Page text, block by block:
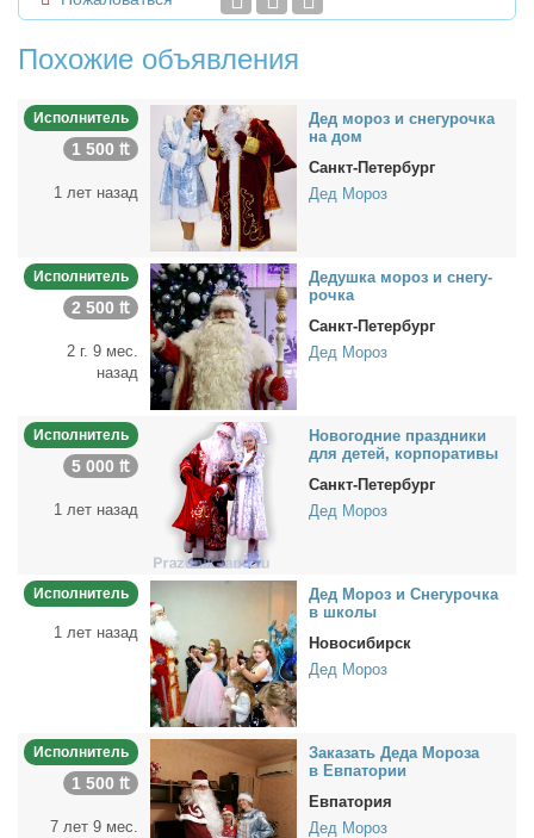
Похожие объявления
Исполнитель
1 500 ₶
1 лет назад
Дед мо­роз и сне­гу­роч­ка
на дом
Санкт-Петербург
Дед Мороз
Исполнитель
2 500 ₶
2 г. 9 мес.
назад
Де­душ­ка мо­роз и сне­гу­
роч­ка
Санкт-Петербург
Дед Мороз
Исполнитель
5 000 ₶
1 лет назад
Но­во­год­ние празд­ни­ки
для де­тей, кор­по­ра­ти­вы
Санкт-Петербург
Дед Мороз
Исполнитель
1 лет назад
Дед Мо­роз и Сне­гу­роч­ка
в шко­лы
Новосибирск
Дед Мороз
Исполнитель
1 500 ₶
7 лет 9 мес.
За­ка­зать Де­да Мо­ро­за
в Ев­па­то­рии
Евпатория
Дед Мороз